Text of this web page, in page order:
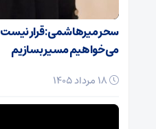
سحر میرهاشمی: قرار نیست
می‌خواهیم مسیر بسازیم